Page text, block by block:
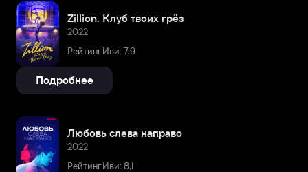
Zillion. Клуб твоих грёз
2022
Рейтинг Иви: 7,9
Подробнее
Любовь слева направо
2022
Рейтинг Иви: 8,1